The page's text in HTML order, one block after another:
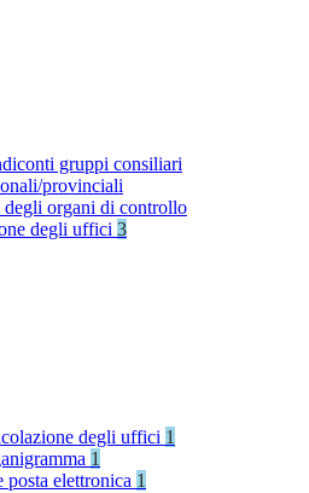
gruppi consiliari
provinciali
organi di controllo
degli uffici 3
degli uffici 1
1
posta elettronica 1